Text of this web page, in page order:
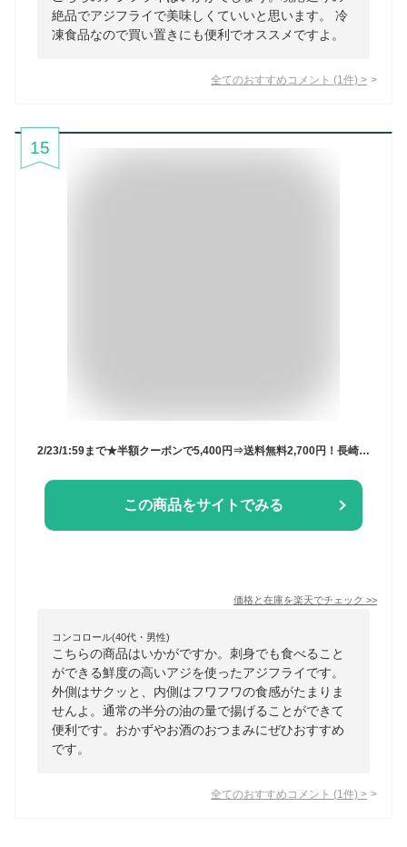
絶品でアジフライで美味しくていいと思います。 冷
凍食品なので買い置きにも便利でオススメですよ。
全てのおすすめコメント (1 件) >
15
2/23/1:59まで★半額クーポンで5,400円⇒送料無料2,700円！長崎県産 お刺身鮮度アジフライ 850g 23枚前後 あじ 鯵 あじフライ お弁当 冷凍 食品 簡単 揚げるだけ 仕送り 送料無料 時短 おかず 人気 定番 ご飯
この商品をサイトでみる
価格と在庫を楽天でチェック >>
コンコロール(40代・男性)
こちらの商品はいかがですか。刺身でも食べること
ができる鮮度の高いアジを使ったアジフライです。
外側はサクッと、内側はフワフワの食感がたまりま
せんよ。通常の半分の油の量で揚げることができて
便利です。おかずやお酒のおつまみにぜひおすすめ
です。
全てのおすすめコメント (1 件) >